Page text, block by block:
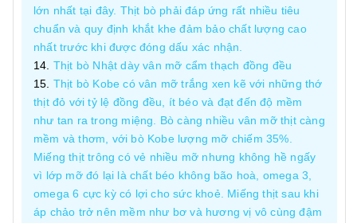
lớn nhất tại đây. Thịt bò phải đáp ứng rất nhiều tiêu
chuẩn và quy định khắt khe đảm bảo chất lượng cao
nhất trước khi được đóng dấu xác nhận.
Thịt bò Nhật dày vân mỡ cẩm thạch đồng đều
Thịt bò Kobe có vân mỡ trắng xen kẽ với những thớ
thịt đỏ với tỷ lệ đồng đều, ít béo và đạt đến độ mềm
như tan ra trong miệng. Bò càng nhiều vân mỡ thịt càng
mềm và thơm, với bò Kobe lượng mỡ chiếm 35%.
Miếng thịt trông có vẻ nhiều mỡ nhưng không hề ngấy
vì lớp mỡ đó lại là chất béo không bão hoà, omega 3,
omega 6 cực kỳ có lợi cho sức khoẻ. Miếng thịt sau khi
áp chảo trở nên mềm như bơ và hương vị vô cùng đậm